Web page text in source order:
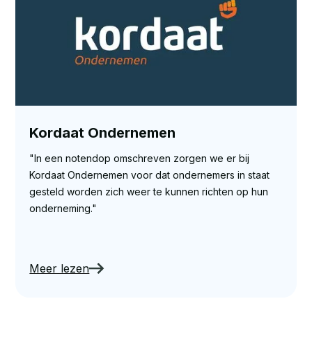
Kordaat Ondernemen
"In een notendop omschreven zorgen we er bij
Kordaat Ondernemen voor dat ondernemers in staat
gesteld worden zich weer te kunnen richten op hun
onderneming."
Meer lezen